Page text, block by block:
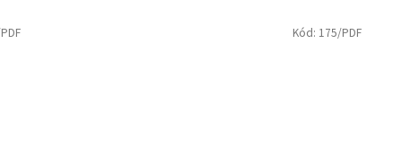
Kód: 175/PDF